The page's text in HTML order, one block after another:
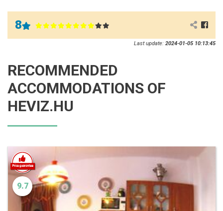
8
Last update: 2024-01-05 10:13:45
RECOMMENDED
ACCOMMODATIONS OF
HEVIZ.HU
9.7